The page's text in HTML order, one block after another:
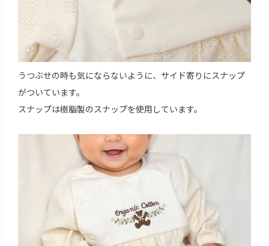
うつぶせの時も気にならないように、サイド寄りにスナップ
がついています。
スナップは樹脂製のスナップを使用しています。